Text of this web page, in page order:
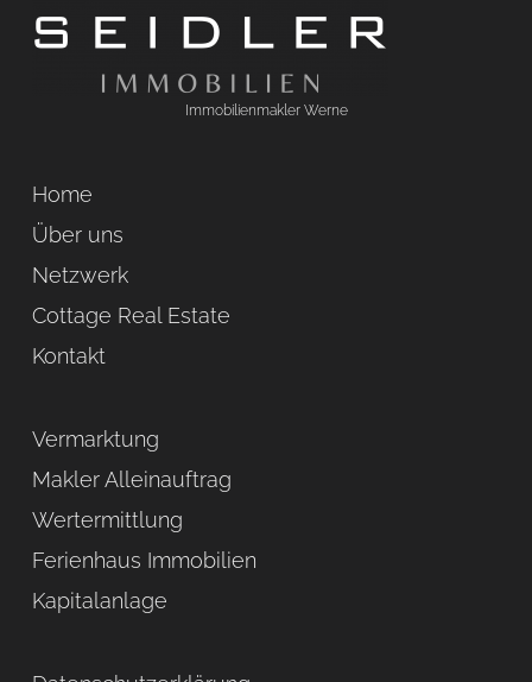
Immobilienmakler Werne
Home
Über uns
Netzwerk
Cottage Real Estate
Kontakt
Vermarktung
Makler Alleinauftrag
Wertermittlung
Ferienhaus Immobilien
Kapitalanlage